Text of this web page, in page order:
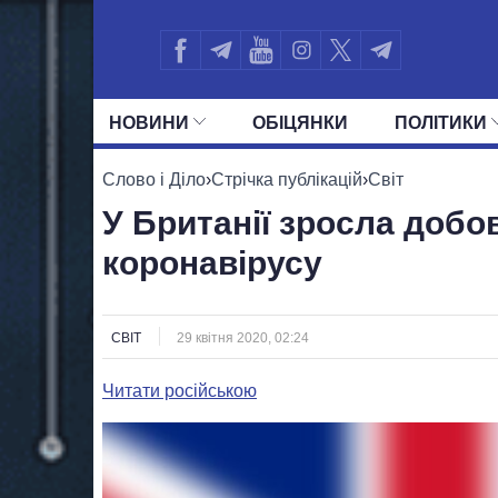
НОВИНИ ОБIЦЯНКИ ПОЛIТИКИ
УСІ ПОЛІТИКИ ПРЕЗИДЕНТ І ОФІС
Слово і Діло›Стрічка публікацій›Світ
У Британії зросла
коронавірусу
СВІТ 29 квітня 2020, 02:24
Читати російською